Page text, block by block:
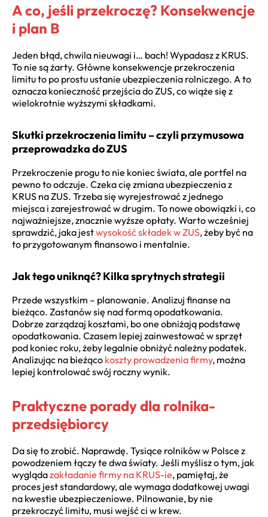
A co, jeśli przekroczę? Konsekwencje
i plan B
Jeden błąd, chwila nieuwagi i… bach! Wypadasz z KRUS.
To nie są żarty. Główne konsekwencje przekroczenia
limitu to po prostu ustanie ubezpieczenia rolniczego. A to
oznacza konieczność przejścia do ZUS, co wiąże się z
wielokrotnie wyższymi składkami.
Skutki przekroczenia limitu – czyli przymusowa
przeprowadzka do ZUS
Przekroczenie progu to nie koniec świata, ale portfel na
pewno to odczuje. Czeka cię zmiana ubezpieczenia z
KRUS na ZUS. Trzeba się wyrejestrować z jednego
miejsca i zarejestrować w drugim. To nowe obowiązki i, co
najważniejsze, znacznie wyższe opłaty. Warto wcześniej
sprawdzić, jaka jestwysokość składek w ZUS, żeby być na
to przygotowanym finansowo i mentalnie.
Jak tego uniknąć? Kilka sprytnych strategii
Przede wszystkim – planowanie. Analizuj finanse na
bieżąco. Zastanów się nad formą opodatkowania.
Dobrze zarządzaj kosztami, bo one obniżają podstawę
opodatkowania. Czasem lepiej zainwestować w sprzęt
pod koniec roku, żeby legalnie obniżyć należny podatek.
Analizując na bieżąco koszty prowadzenia firmy, można
lepiej kontrolować swój roczny wynik.
Praktyczne porady dla rolnika-
przedsiębiorcy
Da się to zrobić. Naprawdę. Tysiące rolników w Polsce z
powodzeniem łączy te dwa światy. Jeśli myślisz o tym, jak
wyglądazakładanie firmy na KRUS-ie, pamiętaj, że
proces jest standardowy, ale wymaga dodatkowej uwagi
na kwestie ubezpieczeniowe. Pilnowanie, by nie
przekroczyć limitu, musi wejść ci w krew.